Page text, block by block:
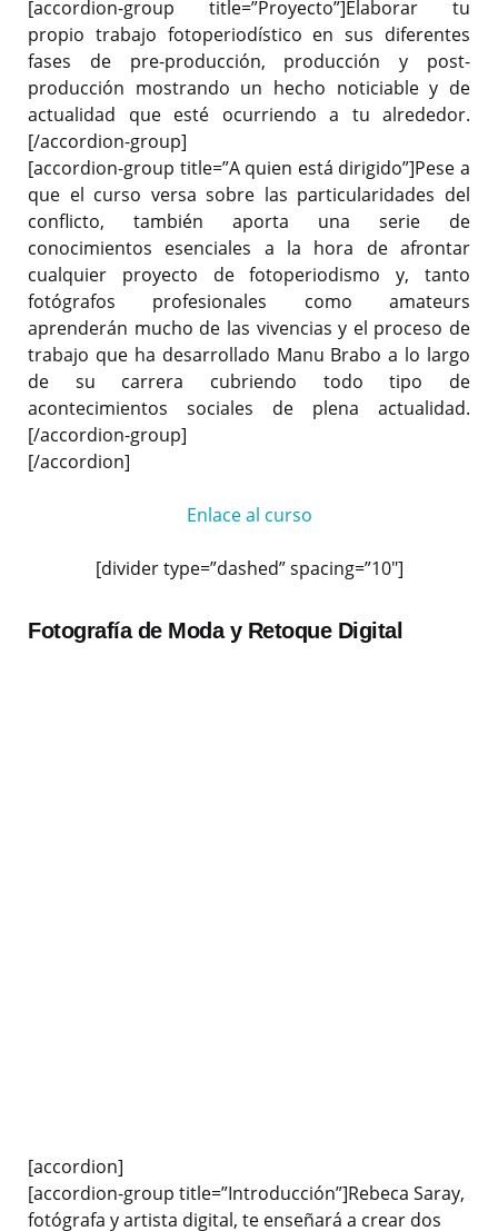
[accordion-group title=”Proyecto”]Elaborar tu
propio trabajo fotoperiodístico en sus diferentes
fases de pre-producción, producción y post-
producción mostrando un hecho noticiable y de
actualidad que esté ocurriendo a tu alrededor.
[/accordion-group]
[accordion-group title=”A quien está dirigido”]Pese a
que el curso versa sobre las particularidades del
conflicto, también aporta una serie de
conocimientos esenciales a la hora de afrontar
cualquier proyecto de fotoperiodismo y, tanto
fotógrafos profesionales como amateurs
aprenderán mucho de las vivencias y el proceso de
trabajo que ha desarrollado Manu Brabo a lo largo
de su carrera cubriendo todo tipo de
acontecimientos sociales de plena actualidad.
[/accordion-group]
[/accordion]
Enlace al curso
[divider type=”dashed” spacing=”10″]
Fotografía de Moda y Retoque Digital
[accordion]
[accordion-group title=”Introducción”]Rebeca Saray,
fotógrafa y artista digital, te enseñará a crear dos